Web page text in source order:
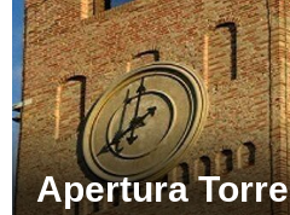
Apertura Torre